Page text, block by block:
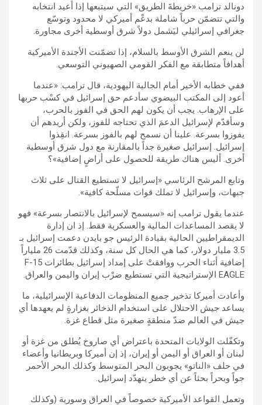
دونالد ترامب «خريطةَ الطريق» التي سيتبعها إذا أعيد انتخابه
والتي تتضمّن حرباً شاملة بدعْم أميركي لا محدود وتوسّع
جغرافي إسرائيلي ليَشمل دولاً شرق أوسطية أخرى مجاورة.
لن ينعم الشرق الأوسط بالسلام، إذا تضمّنت الأجندة الأميركية
أهدافاً متطابقة مع الفكر القومي الصهيوني التوسعي.
ففي خطابه الأخير أمام الجالية اليهودية، قال ترامب: «عندما
أعود إلى المكتب البيضوي سأدعم حق إسرائيل في كسْب حربها
على الإرهاب. يجب أن يكون لهم الحق في الفوز بالحرب،
وسأقدّم لإسرائيل الدعمَ الذي تحتاجه للفوز، ولكن أريدهم أن
يفوزوا بسرعة. علينا أن نسمح لهم بالفوز بسرعة. انقِذوا
إسرائيل. إسرائيل صغيرة جداً بالمقارنة مع دول شرق أوسطية
أخرى. أليس هناك طريقة للحصول على أراضٍ إضافية»؟
وتابع المرشح الرئاسي «إسرائيل لا تستطيع القتال على ثلاث
جبهات، وإسرائيل لا تملك قوات مسلّحة كافية».
عندما يقول ترامب إنه «سيسمح لإسرائيل بالانتصار بسرعة» فهو
لا يقصد المساعدات المالية والعسكرية فقط. إذ ان إدارة
الديمقراطيين الحالية بقيادة الرئيس جو بايدن دعمت إسرائيل بـ
3.5 مليار دولار، كما هي الحال كل سنة، وكذلك قدّمت 26 ملياراً
إضافية أثناء الحرب ووافقتْ على إمداد إسرائيل بطائرات F-15
EAGLE الإستراتيجية التي تستطيع ضرْب إيران واليمن والعراق.
وأعادت أميركا تذخير جميع المنظومات الدفاعية الإسرائيلية، ما
يساعد جيش الاحتلال على استخدام الذخائر بغزارةٍ لم يعهدها أي
جيش في العالم ضدّ منطقةٍ صغيرة مثل قطاع غزة.
وتكفّلت الولايات المتحدة باعتراض أي صاروخ يُطلق من غزة أو
لبنان أو العراق أو اليمن أو إيران، إذ إن أميركا وبريطانيا وأعضاء
في حلف «الناتو» يجوبون البحر المتوسط وكذلك البحر الأحمر
جواً وبحراً بحثاً عن أي خطر يتهدّد إسرائيل.
وتعمل القواعد الأميركية خصوصاً في العراق وسورية (وكذلك